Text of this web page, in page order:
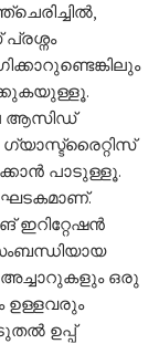
ആസിഡ്
പാടുള്ളൂ.
ഘടകമാണ്.
ഇറിറ്റേഷൻ
അച്ചാറുകളും ഒരു
ഉപ്പ്